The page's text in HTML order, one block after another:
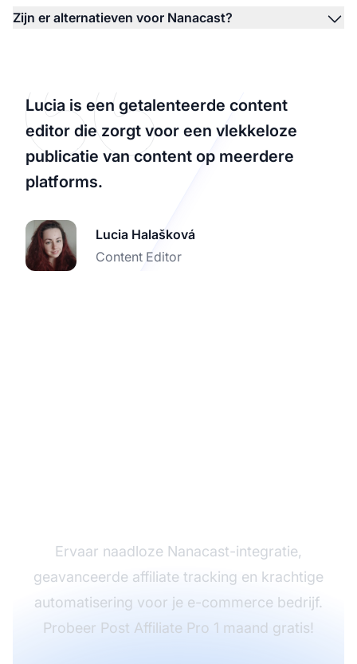
Zijn er alternatieven voor Nanacast?
Lucia is een getalenteerde content
editor die zorgt voor een vlekkeloze
publicatie van content op meerdere
platforms.
Lucia Halašková
Content Editor
Ervaar naadloze Nanacast-integratie,
geavanceerde affiliate tracking en krachtige
automatisering voor je e-commerce bedrijf.
Probeer Post Affiliate Pro 1 maand gratis!